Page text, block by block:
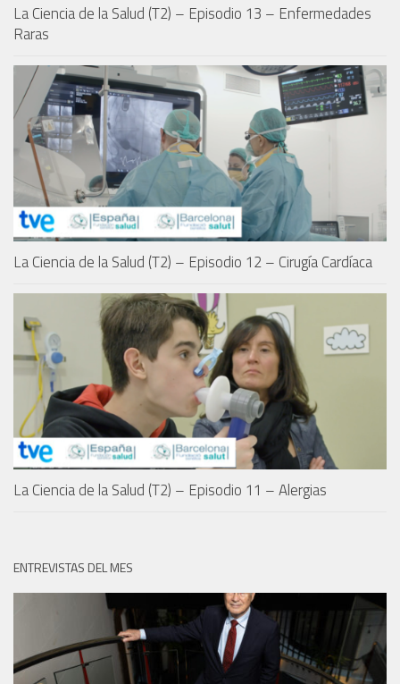
La Ciencia de la Salud (T2) – Episodio 13 – Enfermedades
Raras
La Ciencia de la Salud (T2) – Episodio 12 – Cirugía Cardíaca
La Ciencia de la Salud (T2) – Episodio 11 – Alergias
ENTREVISTAS DEL MES